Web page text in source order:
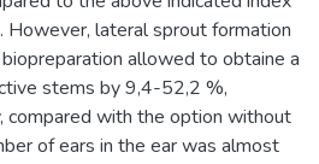
However, lateral sprout formation
allowed to obtaine a
stems by 9,4-52,2 %,
compared with the option without
of ears in the ear was almost